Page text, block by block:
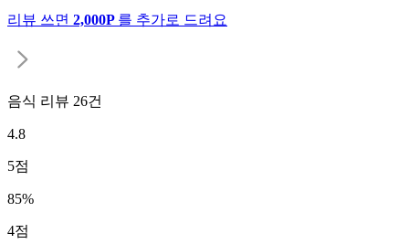
리뷰 쓰면 2,000P 를 추가로 드려요
음식 리뷰 26건
4.8
5점
85%
4점